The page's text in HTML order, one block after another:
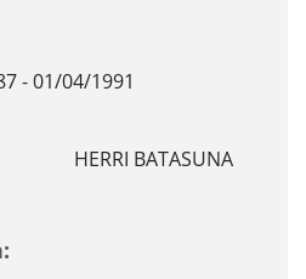
- 01/04/1991
HERRI BATASUNA